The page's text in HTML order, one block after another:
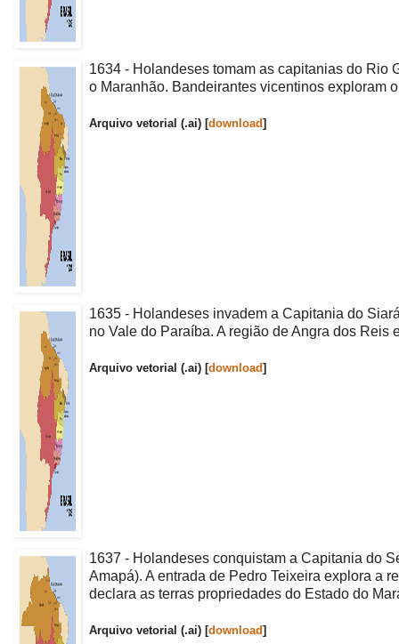
1634 - Holandeses tomam as capitanias do Rio
o Maranhão. Bandeirantes vicentinos exploram
Arquivo vetorial (.ai) [download]
1635 - Holandeses invadem a Capitania do
no Vale do Paraíba. A região de Angra dos
Arquivo vetorial (.ai) [download]
1637 - Holandeses conquistam a Capitania do
Amapá). A entrada de Pedro Teixeira explora a
declara as terras propriedades do Estado do
Arquivo vetorial (.ai) [download]